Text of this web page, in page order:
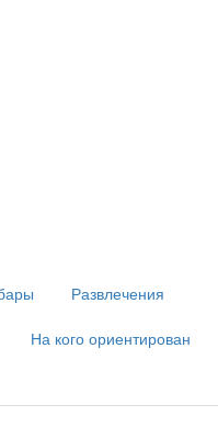
Развлечения
На кого ориентирован